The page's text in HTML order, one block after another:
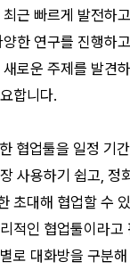
근 빠르게 발전하
한 연구를 진행하
로운 주제를 발견
합니다.
협업툴을 일정 기
사용하기 쉽고, 정
초대해 협업할 수
적인 협업툴이라고
로 대화방을 구분